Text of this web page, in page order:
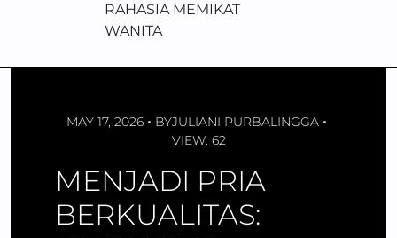
RAHASIA MEMIKAT
WANITA
MAY 17, 2026 BYJULIANI PURBALINGGA
VIEW: 62
MENJADI PRIA
BERKUALITAS: